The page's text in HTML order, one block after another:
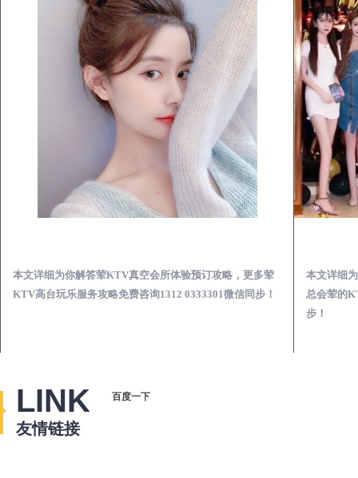
本文详细为你解答荤KTV真空会所体验预订攻略，更多荤
KTV高台玩乐服务攻略免费咨询1312 0333301微信同步！
本文详细
总会荤的
步！
LINK
友情链接
百度一下